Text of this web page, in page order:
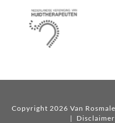
Copyright 2026 Van
| Disclaimer